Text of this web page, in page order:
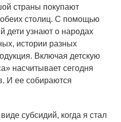
страны покупают
столиц. С помощью
дети узнают о народах
истории разных
Включая детскую
» насчитывает сегодня
И ее собираются
субсидий, когда я стал